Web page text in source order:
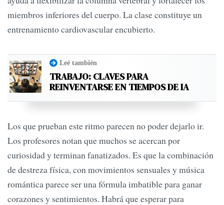
miembros inferiores del cuerpo. La clase constituye un
entrenamiento cardiovascular encubierto.
Leé también
TRABAJO: CLAVES PARA
REINVENTARSE EN TIEMPOS DE IA
Los que prueban este ritmo parecen no poder dejarlo ir.
Los profesores notan que muchos se acercan por
curiosidad y terminan fanatizados. Es que la combinación
de destreza física, con movimientos sensuales y música
romántica parece ser una fórmula imbatible para ganar
corazones y sentimientos. Habrá que esperar para